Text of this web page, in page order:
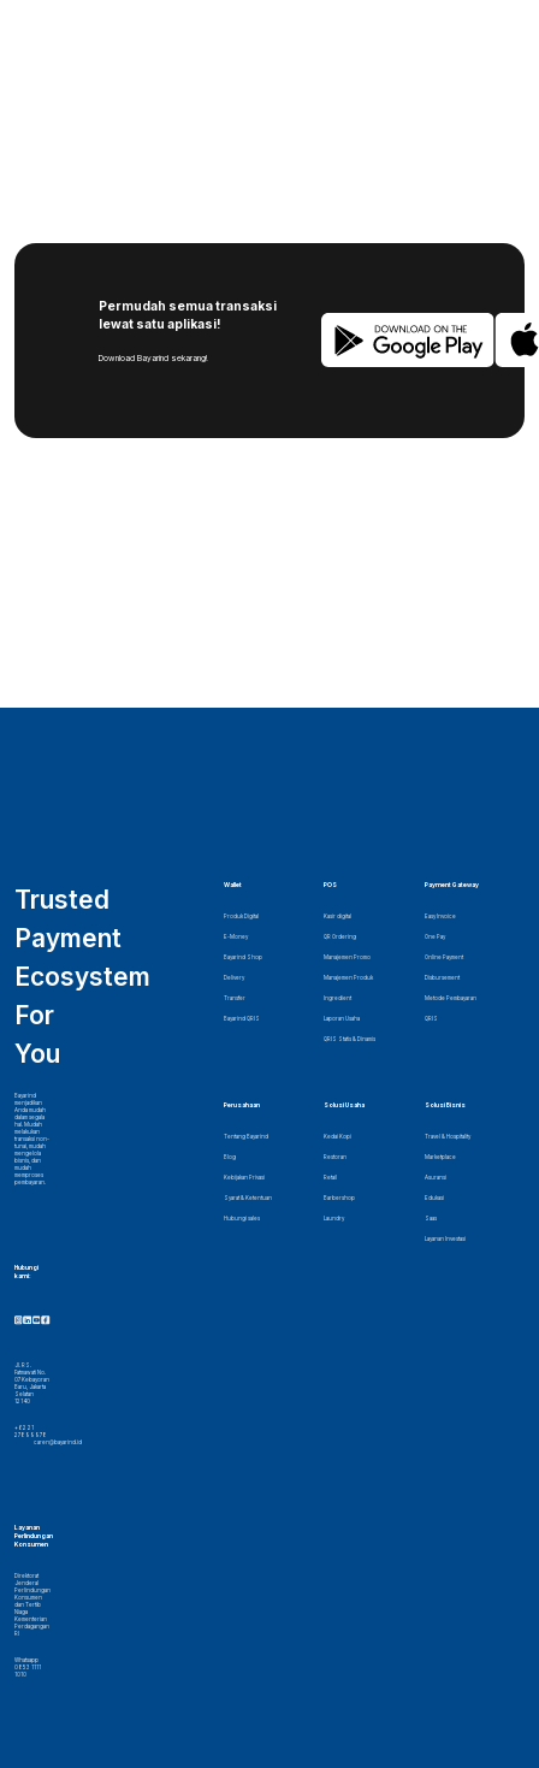
Permudah semua transaksi
lewat satu aplikasi!
Download Bayarind sekarang!
Trusted
Payment
Ecosystem
For
You
Bayarind
menjadikan
Anda mudah
dalam segala
hal. Mudah
melakukan
transaksi non-
tunai, mudah
mengelola
bisnis, dan
mudah
memproses
pembayaran.
Hubungi
kami:
Jl. RS.
Fatmawati No.
07 Kebayoran
Baru, Jakarta
Selatan
12140
+62 21
27899978
caren@bayarind.id
Layanan
Perlindungan
Konsumen
Direktorat
Jenderal
Perlindungan
Konsumen
dan Tertib
Niaga
Kementerian
Perdagangan
RI
Whatsapp
0853 1111
1010
Wallet
Produk Digital
E-Money
Bayarind Shop
Delivery
Transfer
Bayarind QRIS
POS
Kasir digital
QR Ordering
Manajemen Promo
Manajemen Produk
Ingredient
Laporan Usaha
QRIS Statis & Dinamis
Payment Gateway
Easy Invoice
One Pay
Online Payment
Disbursement
Metode Pembayaran
QRIS
Perusahaan
Tentang Bayarind
Blog
Kebijakan Privasi
Syarat & Ketentuan
Hubungi sales
Solusi Usaha
Kedai Kopi
Restoran
Retail
Barbershop
Laundry
Solusi Bisnis
Travel & Hospitality
Marketplace
Asuransi
Edukasi
Saas
Layanan Investasi